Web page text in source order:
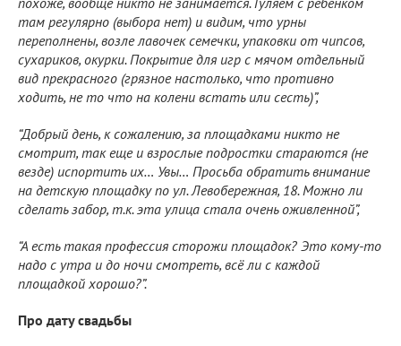
там регулярно (выбора нет) и видим, что урны
переполнены, возле лавочек семечки, упаковки от чипсов,
сухариков, окурки. Покрытие для игр с мячом отдельный
вид прекрасного (грязное настолько, что противно
ходить, не то что на колени встать или сесть)”,
“Добрый день, к сожалению, за площадками никто не
смотрит, так еще и взрослые подростки стараются (не
везде) испортить их… Увы… Просьба обратить внимание
на детскую площадку по ул. Левобережная, 18. Можно ли
сделать забор, т.к. эта улица стала очень оживленной”,
“А есть такая профессия сторожи площадок? Это кому-то
надо с утра и до ночи смотреть, всё ли с каждой
площадкой хорошо?”.
Про дату свадьбы